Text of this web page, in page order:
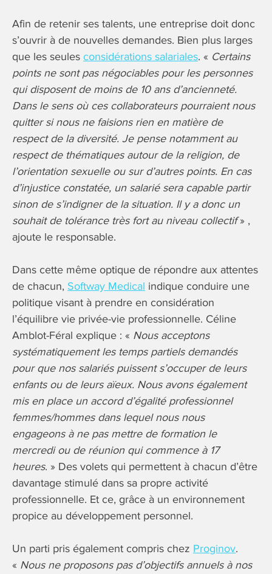
Afin de retenir ses talents, une entreprise doit donc
s’ouvrir à de nouvelles demandes. Bien plus larges
que les seules considérations salariales. « Certains
points ne sont pas négociables pour les personnes
qui disposent de moins de 10 ans d’ancienneté.
Dans le sens où ces collaborateurs pourraient nous
quitter si nous ne faisions rien en matière de
respect de la diversité. Je pense notamment au
respect de thématiques autour de la religion, de
l’orientation sexuelle ou sur d’autres points. En cas
d’injustice constatée, un salarié sera capable partir
sinon de s’indigner de la situation. Il y a donc un
souhait de tolérance très fort au niveau collectif» ,
ajoute le responsable.
Dans cette même optique de répondre aux attentes
de chacun, Softway Medical indique conduire une
politique visant à prendre en considération
l’équilibre vie privée-vie professionnelle. Céline
Amblot-Féral explique : « Nous acceptons
systématiquement les temps partiels demandés
pour que nos salariés puissent s’occuper de leurs
enfants ou de leurs aïeux. Nous avons également
mis en place un accord d’égalité professionnel
femmes/hommes dans lequel nous nous
engageons à ne pas mettre de formation le
mercredi ou de réunion qui commence à 17
heures. » Des volets qui permettent à chacun d’être
davantage stimulé dans sa propre activité
professionnelle. Et ce, grâce à un environnement
propice au développement personnel.
Un parti pris également compris chez Proginov.
« Nous ne proposons pas d’objectifs annuels à nos